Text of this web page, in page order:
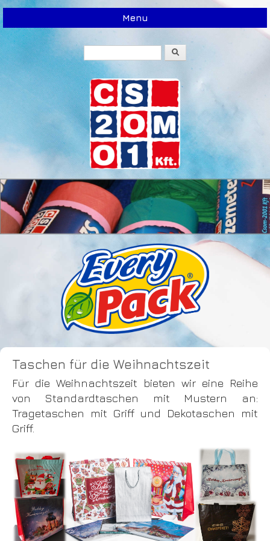
Menu
Search form Search
Taschen für die Weihnachtszeit
Für die Weihnachtszeit bieten wir eine Reihe
von Standardtaschen mit Mustern an:
Tragetaschen mit Griff und Dekotaschen mit
Griff.